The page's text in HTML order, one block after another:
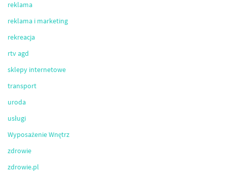
reklama
reklama i marketing
rekreacja
rtv agd
sklepy internetowe
transport
uroda
usługi
Wyposażenie Wnętrz
zdrowie
zdrowie.pl